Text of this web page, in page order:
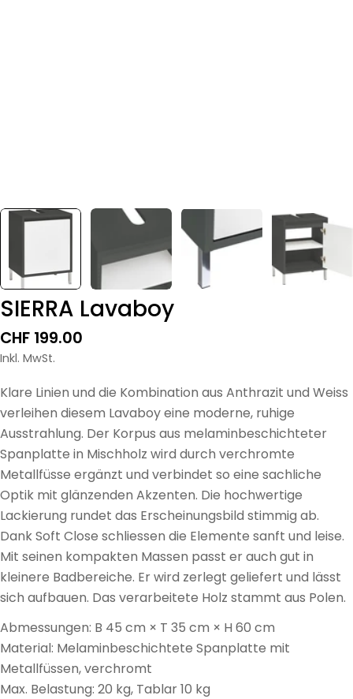
SIERRA Lavaboy
Regulärer
Preis
CHF 199.00
Inkl. MwSt.
Klare Linien und die Kombination aus Anthrazit und Weiss
verleihen diesem Lavaboy eine moderne, ruhige
Ausstrahlung. Der Korpus aus melaminbeschichteter
Spanplatte in Mischholz wird durch verchromte
Metallfüsse ergänzt und verbindet so eine sachliche
Optik mit glänzenden Akzenten. Die hochwertige
Lackierung rundet das Erscheinungsbild stimmig ab.
Dank Soft Close schliessen die Elemente sanft und leise.
Mit seinen kompakten Massen passt er auch gut in
kleinere Badbereiche. Er wird zerlegt geliefert und lässt
sich aufbauen. Das verarbeitete Holz stammt aus Polen.
Abmessungen: B 45 cm × T 35 cm × H 60 cm
Material: Melaminbeschichtete Spanplatte mit
Metallfüssen, verchromt
Max. Belastung: 20 kg, Tablar 10 kg